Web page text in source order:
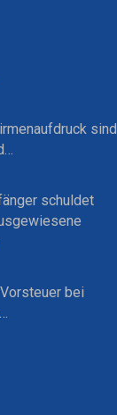
sind
schuldet
bei